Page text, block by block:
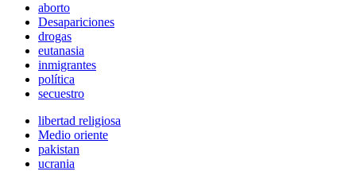
aborto
Desapariciones
drogas
eutanasia
inmigrantes
política
secuestro
libertad religiosa
Medio oriente
pakistan
ucrania